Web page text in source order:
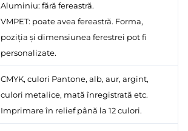
Aluminiu: fără fereastră.
VMPET: poate avea fereastră. Forma,
poziția și dimensiunea ferestrei pot fi
personalizate.
CMYK, culori Pantone, alb, aur, argint,
culori metalice, mată înregistrată etc.
Imprimare în relief până la 12 culori.